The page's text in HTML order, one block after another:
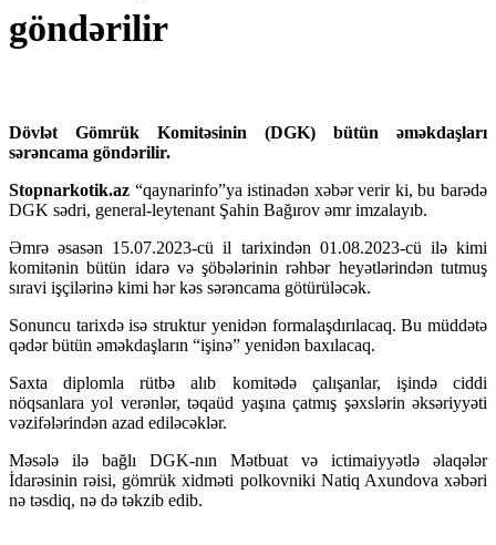
göndərilir
Dövlət Gömrük Komitəsinin (DGK) bütün əməkdaşları
sərəncama göndərilir.
Stopnarkotik.az “qaynarinfo”ya istinadən xəbər verir ki, bu barədə
DGK sədri, general-leytenant Şahin Bağırov əmr imzalayıb.
Əmrə əsasən 15.07.2023-cü il tarixindən 01.08.2023-cü ilə kimi
komitənin bütün idarə və şöbələrinin rəhbər heyətlərindən tutmuş
sıravi işçilərinə kimi hər kəs sərəncama götürüləcək.
Sonuncu tarixdə isə struktur yenidən formalaşdırılacaq. Bu müddətə
qədər bütün əməkdaşların “işinə” yenidən baxılacaq.
Saxta diplomla rütbə alıb komitədə çalışanlar, işində ciddi
nöqsanlara yol verənlər, təqaüd yaşına çatmış şəxslərin əksəriyyəti
vəzifələrindən azad ediləcəklər.
Məsələ ilə bağlı DGK-nın Mətbuat və ictimaiyyətlə əlaqələr
İdarəsinin rəisi, gömrük xidməti polkovniki Natiq Axundova xəbəri
nə təsdiq, nə də təkzib edib.